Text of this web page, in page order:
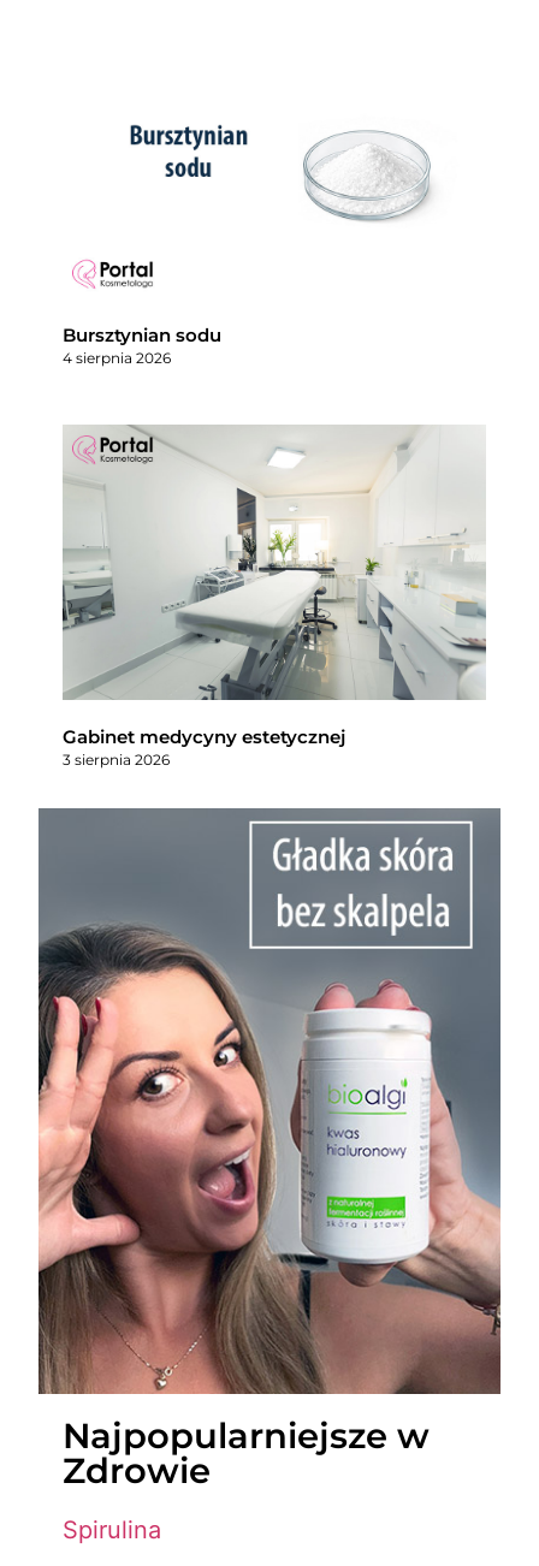
Bursztynian sodu
4 sierpnia 2026
Gabinet medycyny estetycznej
3 sierpnia 2026
Najpopularniejsze w
Zdrowie
Spirulina